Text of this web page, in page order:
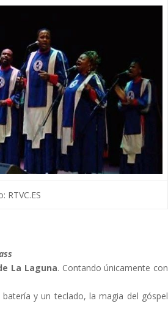
RTVC.ES
La Laguna. Contando únicamente con
y un teclado, la magia del góspel